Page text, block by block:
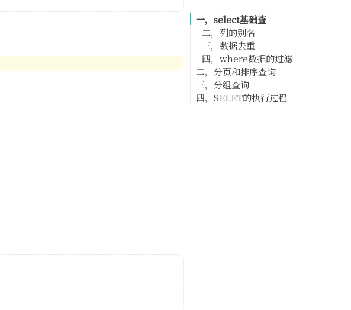
一，select基础查
二，列的别名
三，数据去重
四，where数据的过滤
二，分页和排序查询
一，排序查询
二，分页查询
三，分组查询
一，GROUP的使用
四，SELET的执行过程